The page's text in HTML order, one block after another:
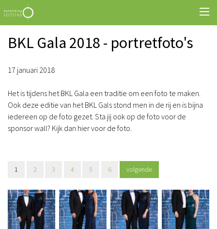
BKL Gala 2018 - portretfoto's
17 januari 2018
Het is tijdens het BKL Gala een traditie om een foto te maken.
Ook deze editie van het BKL Gals stond men in de rij en is bijna
iedereen op de foto gezet. Sta jij ook op de foto voor de
sponsor wall? Kijk dan hier voor de foto.
1 2 3 4 5 6 volgende